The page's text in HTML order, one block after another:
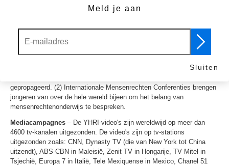
in openbare gelegenheden en naschoolse programma's gebruikt.
campagnes te bevorderen, is het YHRI-materiaal in 17 talen vertaald.
gepropageerd. (2) Internationale Mensenrechten Conferenties brengen
jongeren van over de hele wereld bijeen om het belang van
mensenrechtenonderwijs te bespreken.
Mediacampagnes – De YHRI-video's zijn wereldwijd op meer dan
4600 tv-kanalen uitgezonden. De video's zijn op tv-stations
uitgezonden zoals: CNN, Dynasty TV (die van New York tot China
uitzendt), ABS-CBN in Maleisië, Zenit TV in Hongarije, TV Mitel in
Tsjechië, Europa 7 in Italië, Tele Mexiquense in Mexico, Chanel 51
Meld je aan
Sluiten